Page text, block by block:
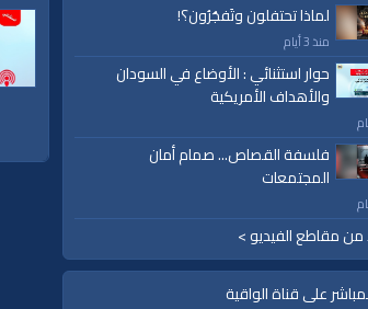
لماذا تحتفلون وتَفجُرُون؟!
منذ 3 أيام
حوار استثنائي : الأوضاع في السودان
والأهداف الأمريكية
فلسفة القصاص... صمام أمان
المجتمعات
من مقاطع الفيديو >
على قناة الواقية